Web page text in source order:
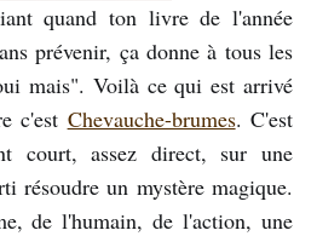
quand ton livre de l'année
prévenir, ça donne à tous les
mais". Voilà ce qui est arrivé
c'est Chevauche-brumes. C'est
court, assez direct, sur une
résoudre un mystère magique.
de l'humain, de l'action, une